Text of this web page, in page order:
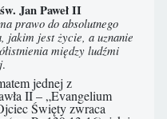
Jan Paweł II
prawo do absolutnego
jakim jest życie, a uznanie
między ludźmi
.
jednej z
II – „Evangelium
Święty zwraca